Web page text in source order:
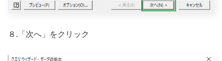
８.「次へ」をクリック